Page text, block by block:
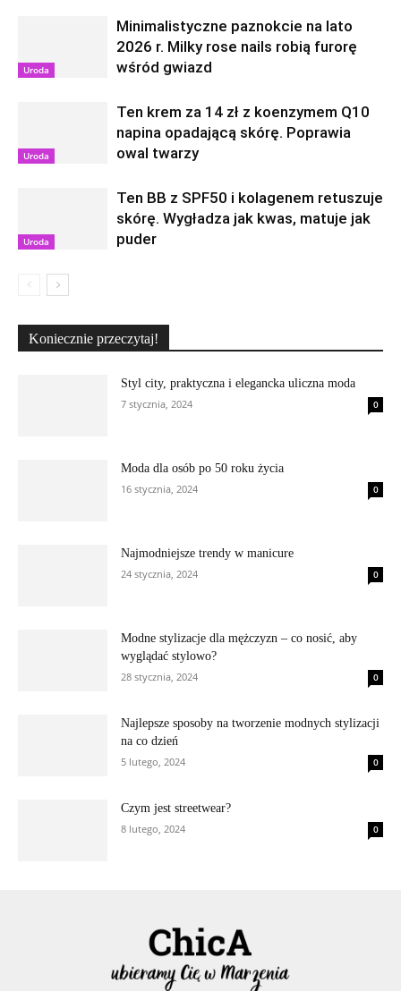
Uroda
Minimalistyczne paznokcie na lato
2026 r. Milky rose nails robią furorę
wśród gwiazd
Uroda
Ten krem za 14 zł z koenzymem Q10
napina opadającą skórę. Poprawia
owal twarzy
Uroda
Ten BB z SPF50 i kolagenem retuszuje
skórę. Wygładza jak kwas, matuje jak
puder
Koniecznie przeczytaj!
Styl city, praktyczna i elegancka uliczna moda
7 stycznia, 2024
0
Moda dla osób po 50 roku życia
16 stycznia, 2024
0
Najmodniejsze trendy w manicure
24 stycznia, 2024
0
Modne stylizacje dla mężczyzn – co nosić, aby
wyglądać stylowo?
28 stycznia, 2024
0
Najlepsze sposoby na tworzenie modnych stylizacji
na co dzień
5 lutego, 2024
0
Czym jest streetwear?
8 lutego, 2024
0